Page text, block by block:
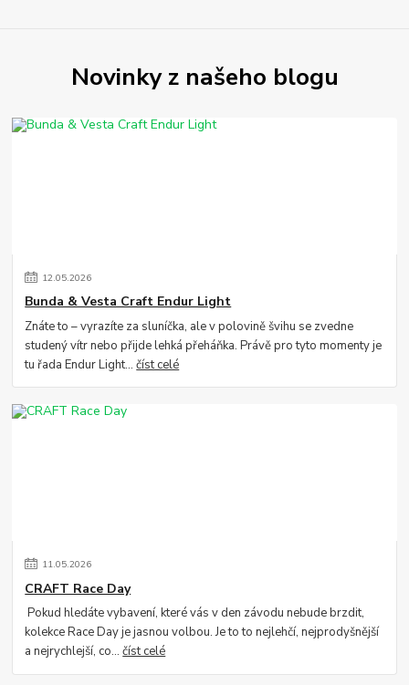
Novinky z našeho blogu
12.05.2026
Bunda & Vesta Craft Endur Light
Znáte to – vyrazíte za sluníčka, ale v polovině švihu se zvedne
studený vítr nebo přijde lehká přeháňka. Právě pro tyto momenty je
tu řada Endur Light...číst celé
11.05.2026
CRAFT Race Day
Pokud hledáte vybavení, které vás v den závodu nebude brzdit,
kolekce Race Day je jasnou volbou. Je to to nejlehčí, nejprodyšnější
a nejrychlejší, co...číst celé